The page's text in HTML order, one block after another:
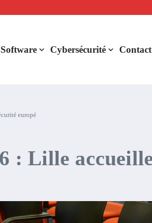
de rentabilité ?
Cybersécurité Contact
europé
: Lille